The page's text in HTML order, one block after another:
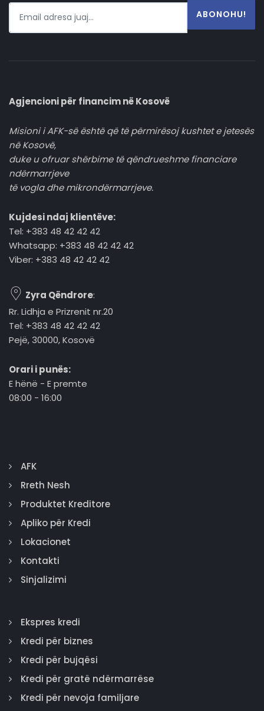
ABONOHU!
Agjencioni për financim në Kosovë
Misioni i AFK-së është që të përmirësoj kushtet e jetesës
në Kosovë,
duke u ofruar shërbime të qëndrueshme financiare
ndërmarrjeve
të vogla dhe mikrondërmarrjeve.
Kujdesi ndaj klientëve:
Tel: +383 48 42 42 42
Whatsapp: +383 48 42 42 42
Viber: +383 48 42 42 42
Zyra Qëndrore:
Rr. Lidhja e Prizrenit nr.20
Tel: +383 48 42 42 42
Pejë, 30000, Kosovë
Orari i punës:
E hënë - E premte
08:00 - 16:00
AFK
Rreth Nesh
Produktet Kreditore
Apliko për Kredi
Lokacionet
Kontakti
Sinjalizimi
Ekspres kredi
Kredi për biznes
Kredi për bujqësi
Kredi për gratë ndërmarrëse
Kredi për nevoja familjare